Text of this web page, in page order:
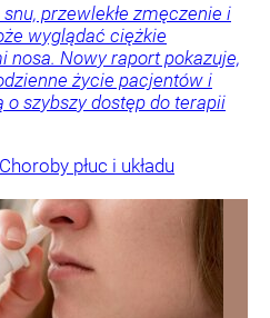
przewlekłe zmęczenie i
wyglądać ciężkie
nosa. Nowy raport pokazuje,
życie pacjentów i
szybszy dostęp do terapii
Choroby płuc i układu